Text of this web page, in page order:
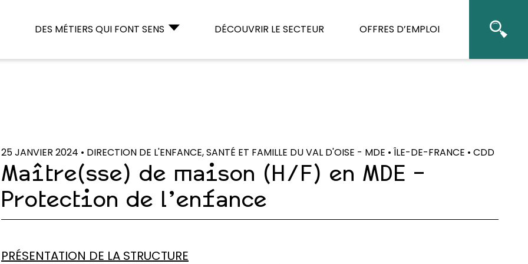
DES MÉTIERS QUI FONT SENS DÉCOUVRIR LE SECTEUR OFFRES D’EMPLOI
25 JANVIER 2024 • DIRECTION DE L'ENFANCE, SANTÉ ET FAMILLE DU VAL D'OISE - MDE • ÎLE-DE-FRANCE • CDD
Maître(sse) de maison (H/F) en MDE –
Protection de l’enfance
PRÉSENTATION DE LA STRUCTURE